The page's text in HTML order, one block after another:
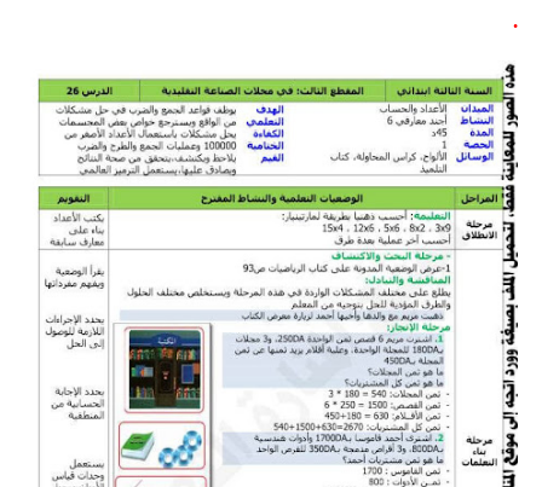
محفظة الأستاذ
بنك مذكرات الاستاذ
بنك التوزيعات الشهرية
دفاتر استاذ التعليم الابتدائي
المسابقات المهنية
البحوث الجاهزة
بحوث اللغة العربية
.